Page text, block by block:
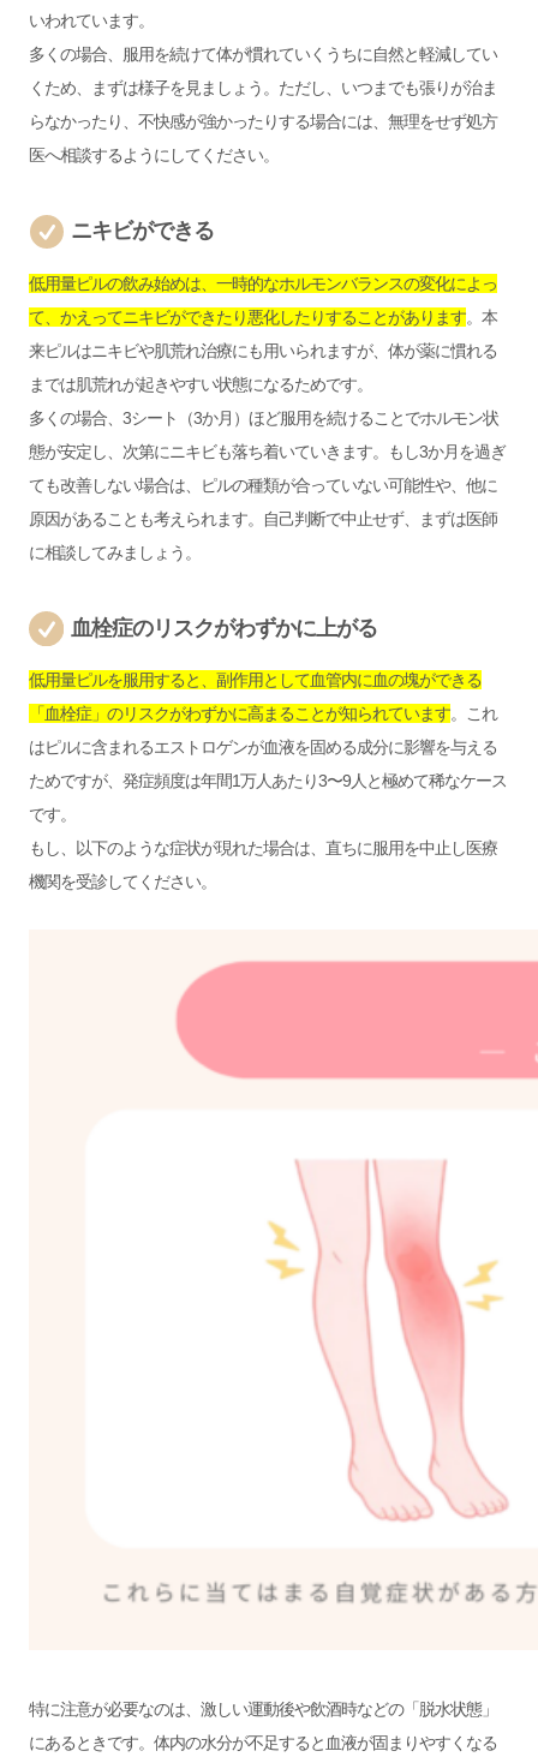
いわれています。
多くの場合、服用を続けて体が慣れていくうちに自然と軽減してい
くため、まずは様子を見ましょう。ただし、いつまでも張りが治ま
らなかったり、不快感が強かったりする場合には、無理をせず処方
医へ相談するようにしてください。
ニキビができる
低用量ピルの飲み始めは、一時的なホルモンバランスの変化によっ
て、かえってニキビができたり悪化したりすることがあります。本
来ピルはニキビや肌荒れ治療にも用いられますが、体が薬に慣れる
までは肌荒れが起きやすい状態になるためです。
多くの場合、3シート（3か月）ほど服用を続けることでホルモン状
態が安定し、次第にニキビも落ち着いていきます。もし3か月を過ぎ
ても改善しない場合は、ピルの種類が合っていない可能性や、他に
原因があることも考えられます。自己判断で中止せず、まずは医師
に相談してみましょう。
血栓症のリスクがわずかに上がる
低用量ピルを服用すると、副作用として血管内に血の塊ができる
「血栓症」のリスクがわずかに高まることが知られています。これ
はピルに含まれるエストロゲンが血液を固める成分に影響を与える
ためですが、発症頻度は年間1万人あたり3〜9人と極めて稀なケース
です。
もし、以下のような症状が現れた場合は、直ちに服用を中止し医療
機関を受診してください。
特に注意が必要なのは、激しい運動後や飲酒時などの「脱水状態」
にあるときです。体内の水分が不足すると血液が固まりやすくなる